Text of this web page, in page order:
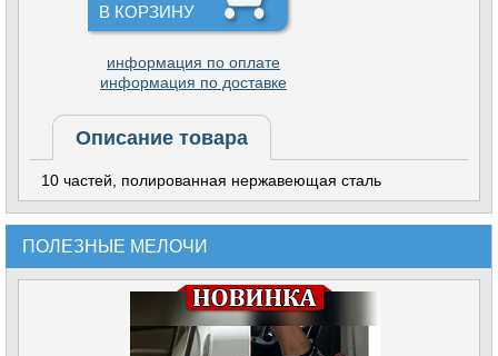
В КОРЗИНУ
информация по оплате
информация по доставке
Описание товара
10 частей, полированная нержавеющая сталь
ПОЛЕЗНЫЕ МЕЛОЧИ